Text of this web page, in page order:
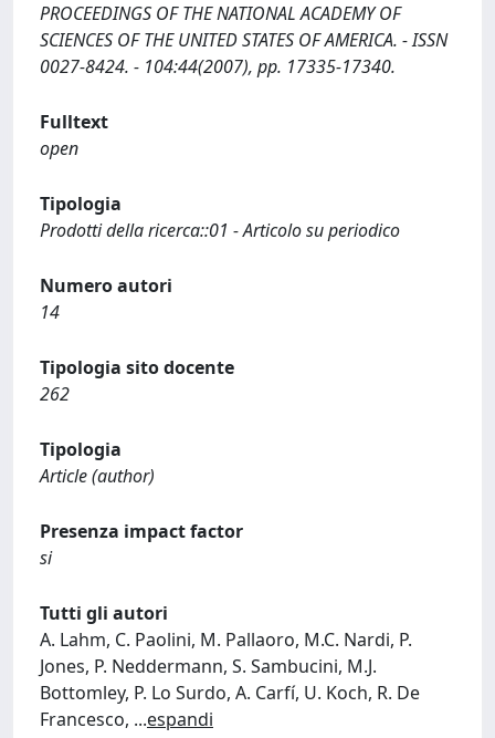
PROCEEDINGS OF THE NATIONAL ACADEMY OF
SCIENCES OF THE UNITED STATES OF AMERICA. - ISSN
0027-8424. - 104:44(2007), pp. 17335-17340.
Fulltext
open
Tipologia
Prodotti della ricerca::01 - Articolo su periodico
Numero autori
14
Tipologia sito docente
262
Tipologia
Article (author)
Presenza impact factor
si
Tutti gli autori
A. Lahm, C. Paolini, M. Pallaoro, M.C. Nardi, P.
Jones, P. Neddermann, S. Sambucini, M.J.
Bottomley, P. Lo Surdo, A. Carfí, U. Koch, R. De
Francesco, ...espandi